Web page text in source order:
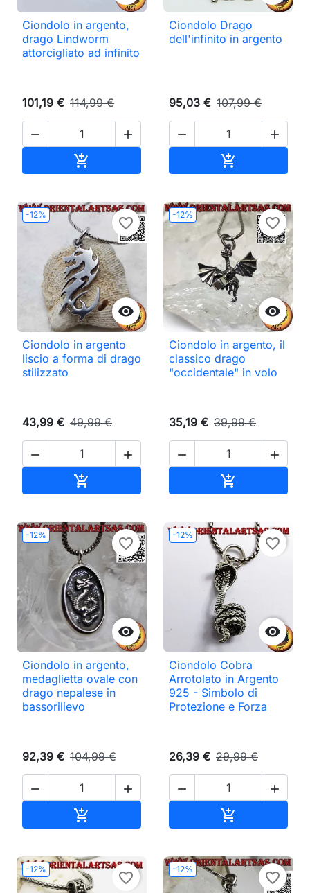
Ciondolo in argento,
drago Lindworm
attorcigliato ad infinito
101,19 € 114,99 €
 

Ciondolo Drago
dell'infinito in argento
95,03 € 107,99 €
 

-12%

favorite_border
Ciondolo in argento
liscio a forma di drago
stilizzato
43,99 € 49,99 €
 

-12%

favorite_border
Ciondolo in argento, il
classico drago
"occidentale" in volo
35,19 € 39,99 €
 

-12%

favorite_border
Ciondolo in argento,
medaglietta ovale con
drago nepalese in
bassorilievo
92,39 € 104,99 €
 

-12%

favorite_border
Ciondolo Cobra
Arrotolato in Argento
925 - Simbolo di
Protezione e Forza
26,39 € 29,99 €
 

-12%
favorite_border
-12%
favorite_border